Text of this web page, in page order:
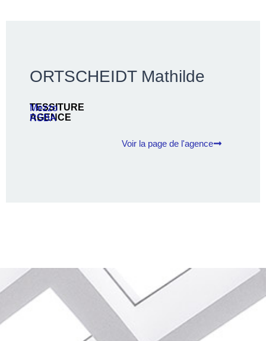
ORTSCHEIDT Mathilde
TESSITURE
Mezzo
AGENCE
RSBA
Voir la page de l'agence